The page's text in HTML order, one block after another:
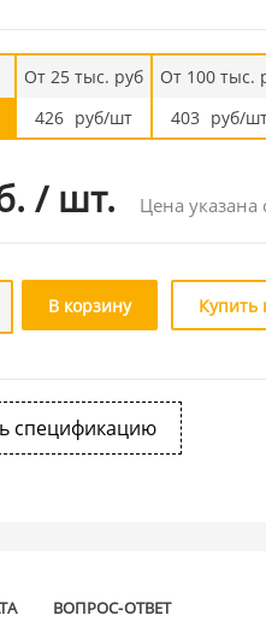
От 25 тыс. руб
426 руб/шт
От 100 тыс.
403 руб/
/ шт. Цена указана
В корзину Купить
спецификацию
ВОПРОС-ОТВЕТ